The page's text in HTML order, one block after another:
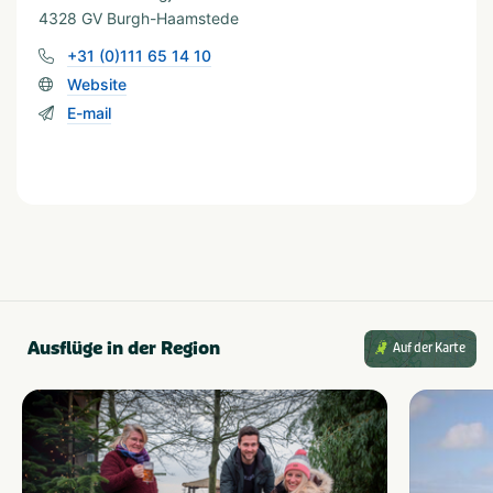
Wassersport
Waterrecreatie
Kids & familie
Strand & zee
Provinz und Region
Zeeland
4328 GV Burgh-Haamstede
+31 (0)111 65 14 10
Website
E-mail
Ausflüge in der Region Auf der Karte